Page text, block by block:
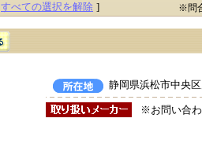
すべての選択を解除 ] ※問
静岡県浜松市中央
※お問い合